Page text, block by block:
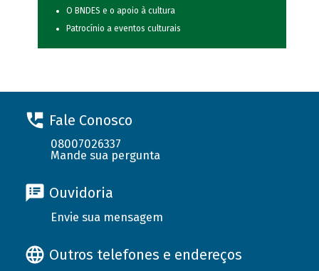
O BNDES e o apoio à cultura
Patrocínio a eventos culturais
Fale Conosco
08007026337
Mande sua pergunta
Ouvidoria
Envie sua mensagem
Outros telefones e endereços